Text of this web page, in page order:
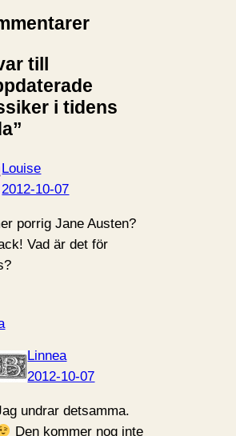
till
i tidens
Louise
2012-10-07
porrig Jane Austen?
Vad är det för
Linnea
2012-10-07
undrar detsamma.
Den kommer nog inte